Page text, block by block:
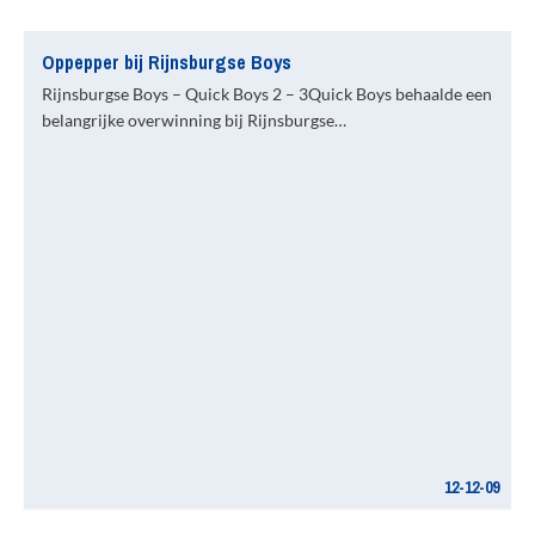
Oppepper bij Rijnsburgse Boys
Rijnsburgse Boys – Quick Boys 2 – 3Quick Boys behaalde een
belangrijke overwinning bij Rijnsburgse…
12-12-09